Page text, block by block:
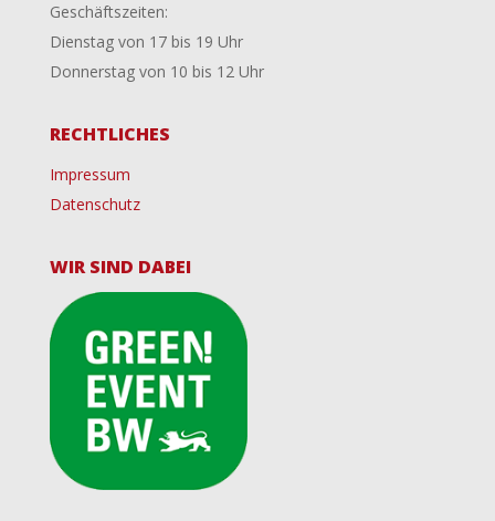
Geschäftszeiten:
Dienstag von 17 bis 19 Uhr
Donnerstag von 10 bis 12 Uhr
RECHTLICHES
Impressum
Datenschutz
WIR SIND DABEI